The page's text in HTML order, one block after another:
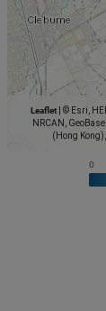
Leaflet
© Esri,
NRCAN,
(Hong